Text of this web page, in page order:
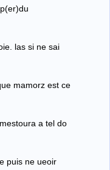
quant p(er)du
las si ne sai
que mamorz est ce
si mestoura a tel do
ie ne puis ne ueoir